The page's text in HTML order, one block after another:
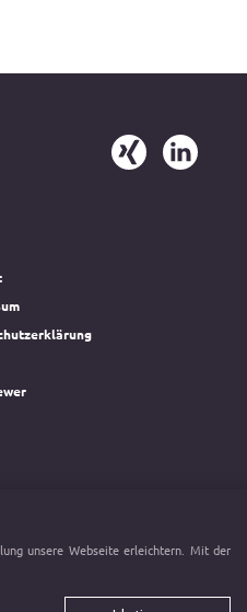
unsere Webseite erleichtern. Mit der